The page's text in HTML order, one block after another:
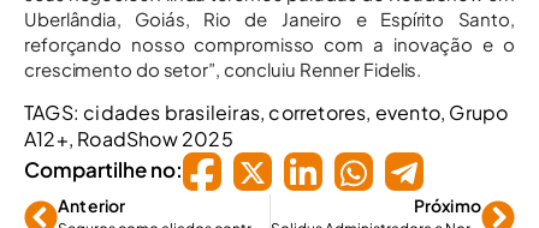
Uberlândia, Goiás, Rio de Janeiro e Espírito Santo,
reforçando nosso compromisso com a inovação e o
crescimento do setor”, concluiu Renner Fidelis.
TAGS: cidades brasileiras, corretores, evento, Grupo
A12+, RoadShow 2025
Compartilhe no:
Anterior Próximo